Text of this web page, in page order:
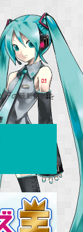
ーの最新情報を